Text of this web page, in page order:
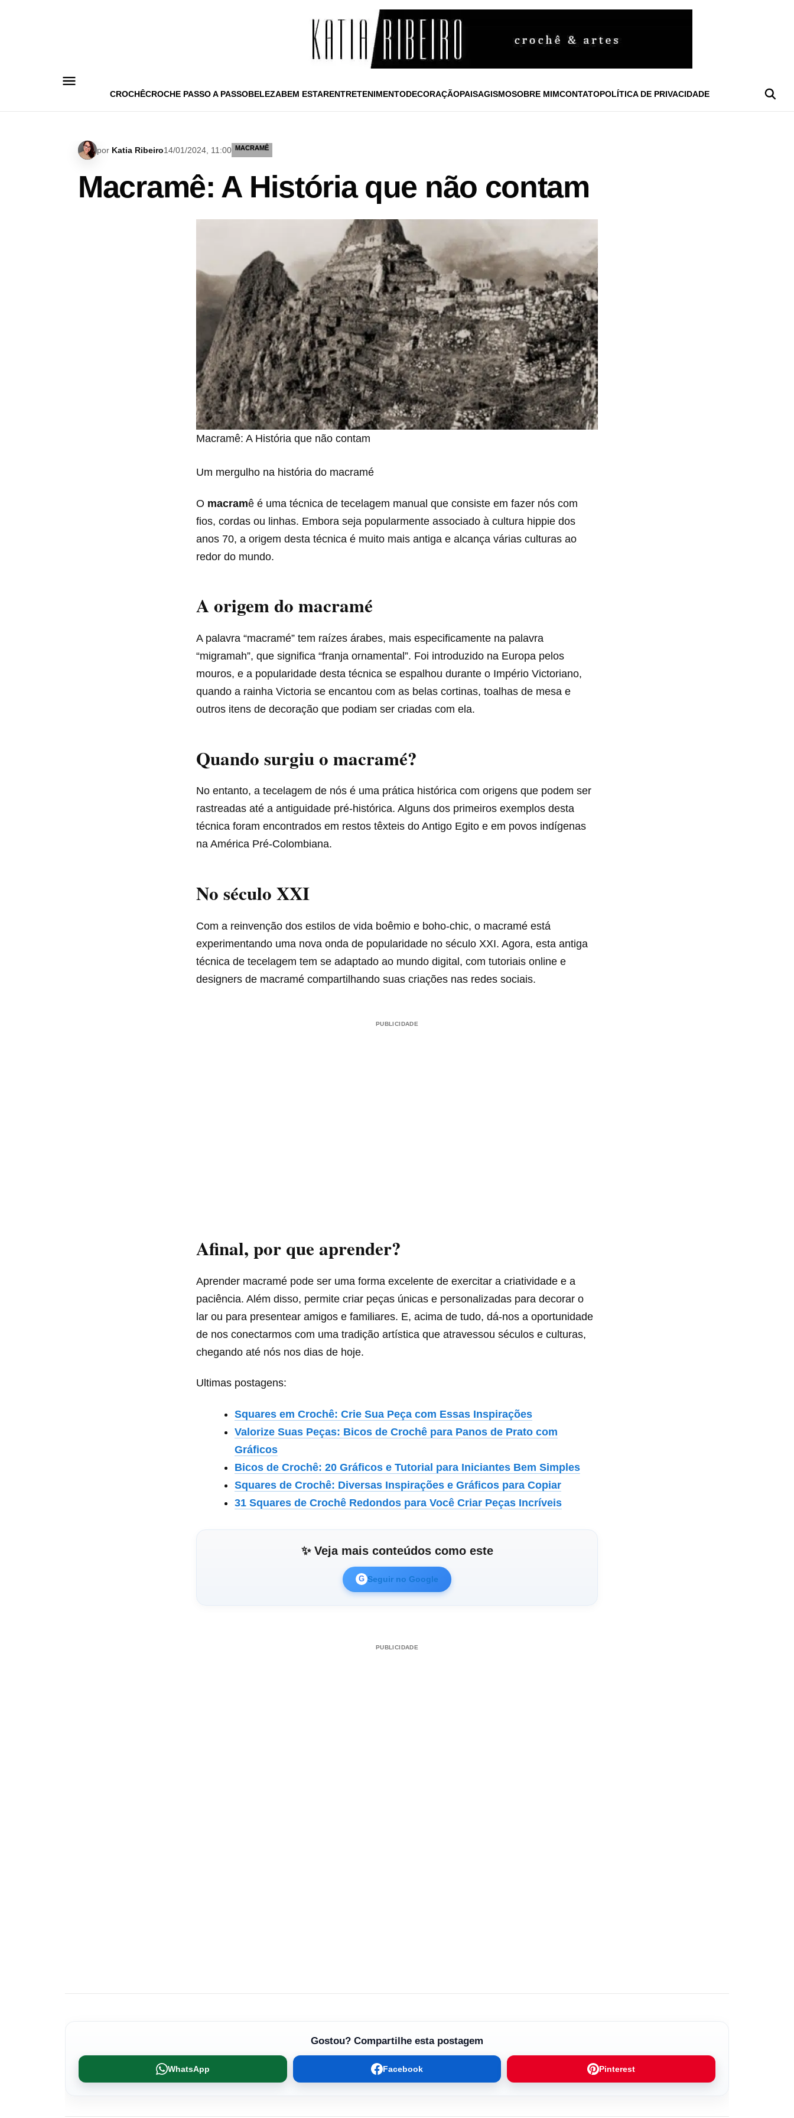
CROCHÊCROCHE PASSO A PASSOBELEZABEM ESTARENTRETENIMENTODECORAÇÃOPAISAGISMOSOBRE MIMCONTATOPOLÍTICA DE PRIVACIDADE
por Katia Ribeiro14/01/2024, 11:00 MACRAMÊ
Macramê: A História que não contam
Macramê: A História que não contam
Um mergulho na história do macramé
O macramê é uma técnica de tecelagem manual que consiste em fazer nós com
fios, cordas ou linhas. Embora seja popularmente associado à cultura hippie dos
anos 70, a origem desta técnica é muito mais antiga e alcança várias culturas ao
redor do mundo.
A origem do macramé
A palavra “macramé” tem raízes árabes, mais especificamente na palavra
“migramah”, que significa “franja ornamental”. Foi introduzido na Europa pelos
mouros, e a popularidade desta técnica se espalhou durante o Império Victoriano,
quando a rainha Victoria se encantou com as belas cortinas, toalhas de mesa e
outros itens de decoração que podiam ser criadas com ela.
Quando surgiu o macramé?
No entanto, a tecelagem de nós é uma prática histórica com origens que podem ser
rastreadas até a antiguidade pré-histórica. Alguns dos primeiros exemplos desta
técnica foram encontrados em restos têxteis do Antigo Egito e em povos indígenas
na América Pré-Colombiana.
No século XXI
Com a reinvenção dos estilos de vida boêmio e boho-chic, o macramé está
experimentando uma nova onda de popularidade no século XXI. Agora, esta antiga
técnica de tecelagem tem se adaptado ao mundo digital, com tutoriais online e
designers de macramé compartilhando suas criações nas redes sociais.
PUBLICIDADE
Afinal, por que aprender?
Aprender macramé pode ser uma forma excelente de exercitar a criatividade e a
paciência. Além disso, permite criar peças únicas e personalizadas para decorar o
lar ou para presentear amigos e familiares. E, acima de tudo, dá-nos a oportunidade
de nos conectarmos com uma tradição artística que atravessou séculos e culturas,
chegando até nós nos dias de hoje.
Ultimas postagens:
Squares em Crochê: Crie Sua Peça com Essas Inspirações
Valorize Suas Peças: Bicos de Crochê para Panos de Prato com
Gráficos
Bicos de Crochê: 20 Gráficos e Tutorial para Iniciantes Bem Simples
Squares de Crochê: Diversas Inspirações e Gráficos para Copiar
31 Squares de Crochê Redondos para Você Criar Peças Incríveis
✨ Veja mais conteúdos como este
G Seguir no Google
PUBLICIDADE
Gostou? Compartilhe esta postagem
WhatsApp Facebook Pinterest